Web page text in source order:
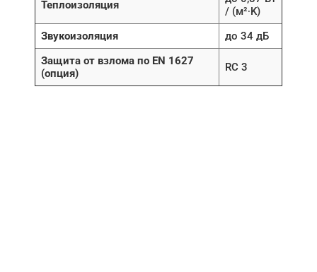
Теплоизоляция
/ (м²∙K)
Звукоизоляция
до 34 дБ
Защита от взлома по EN 1627
(опция)
RC 3